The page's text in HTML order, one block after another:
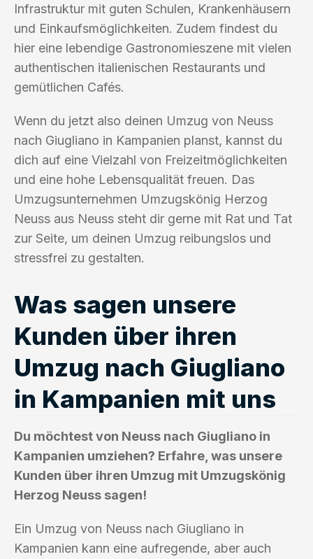
Infrastruktur mit guten Schulen, Krankenhäusern
und Einkaufsmöglichkeiten. Zudem findest du
hier eine lebendige Gastronomieszene mit vielen
authentischen italienischen Restaurants und
gemütlichen Cafés.
Wenn du jetzt also deinen Umzug von Neuss
nach Giugliano in Kampanien planst, kannst du
dich auf eine Vielzahl von Freizeitmöglichkeiten
und eine hohe Lebensqualität freuen. Das
Umzugsunternehmen Umzugskönig Herzog
Neuss aus Neuss steht dir gerne mit Rat und Tat
zur Seite, um deinen Umzug reibungslos und
stressfrei zu gestalten.
Was sagen unsere
Kunden über ihren
Umzug nach Giugliano
in Kampanien mit uns
Du möchtest von Neuss nach Giugliano in
Kampanien umziehen? Erfahre, was unsere
Kunden über ihren Umzug mit Umzugskönig
Herzog Neuss sagen!
Ein Umzug von Neuss nach Giugliano in
Kampanien kann eine aufregende, aber auch